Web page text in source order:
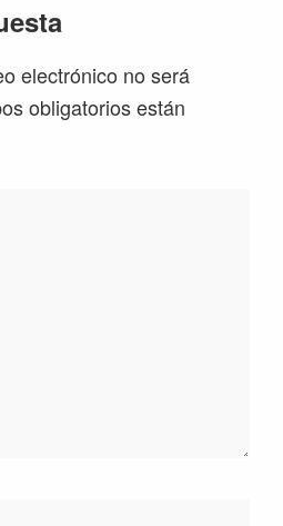
electrónico no será
obligatorios están